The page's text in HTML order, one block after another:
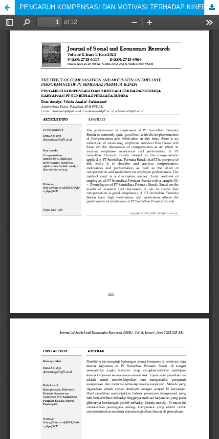
PENGARUH KOMPENSASI DAN MOTIVASI TERHADAP KINERJA KARYAWAN PT SUMIDHAZ PERMATA BUNDA